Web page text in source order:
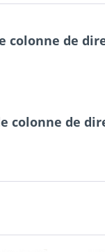
de
colonne de